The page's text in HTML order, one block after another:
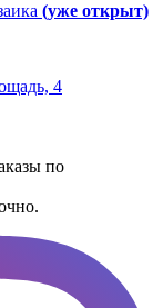
(уже открыт)
4
по